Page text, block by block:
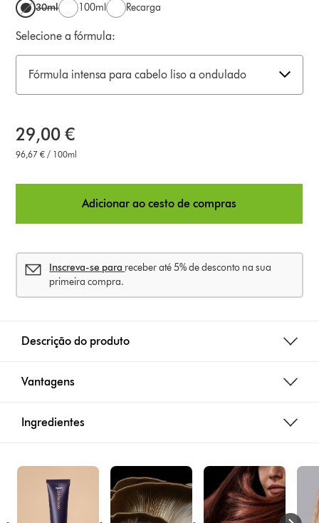
30ml 100ml Recarga
Selecione a fórmula:
Fórmula intensa para cabelo liso a ondulado
29,00 €
96,67 € / 100ml
Adicionar ao cesto de compras
Inscreva-se para receber até 5% de desconto na sua
primeira compra.
Descrição do produto
Vantagens
Ingredientes